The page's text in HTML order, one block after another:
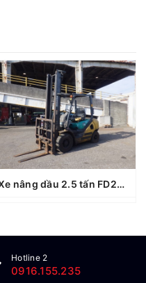
Xe nâng dầu 2.5 tấn FD25T-16 #722126
Hotline 2
0916.155.235